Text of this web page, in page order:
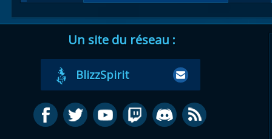
Un site du réseau :
BlizzSpirit